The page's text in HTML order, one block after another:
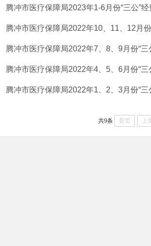
腾冲市医疗保障局2023年1-6月份“三公”
腾冲市医疗保障局2022年10、11、12月
腾冲市医疗保障局2022年7、8、9月份“三
腾冲市医疗保障局2022年4、5、6月份“三
腾冲市医疗保障局2022年1、2、3月份“三
共9条 首页 上